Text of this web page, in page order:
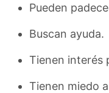
Pueden
Buscan ayuda.
Tienen interés
Tienen miedo